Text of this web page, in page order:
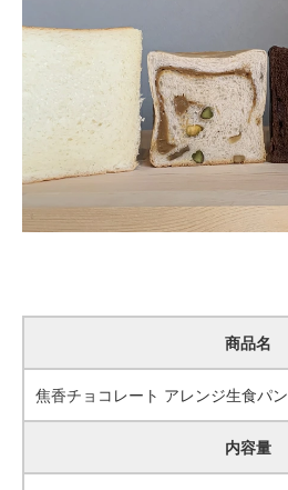
商品名
焦香チョコレート アレンジ生食パン
内容量